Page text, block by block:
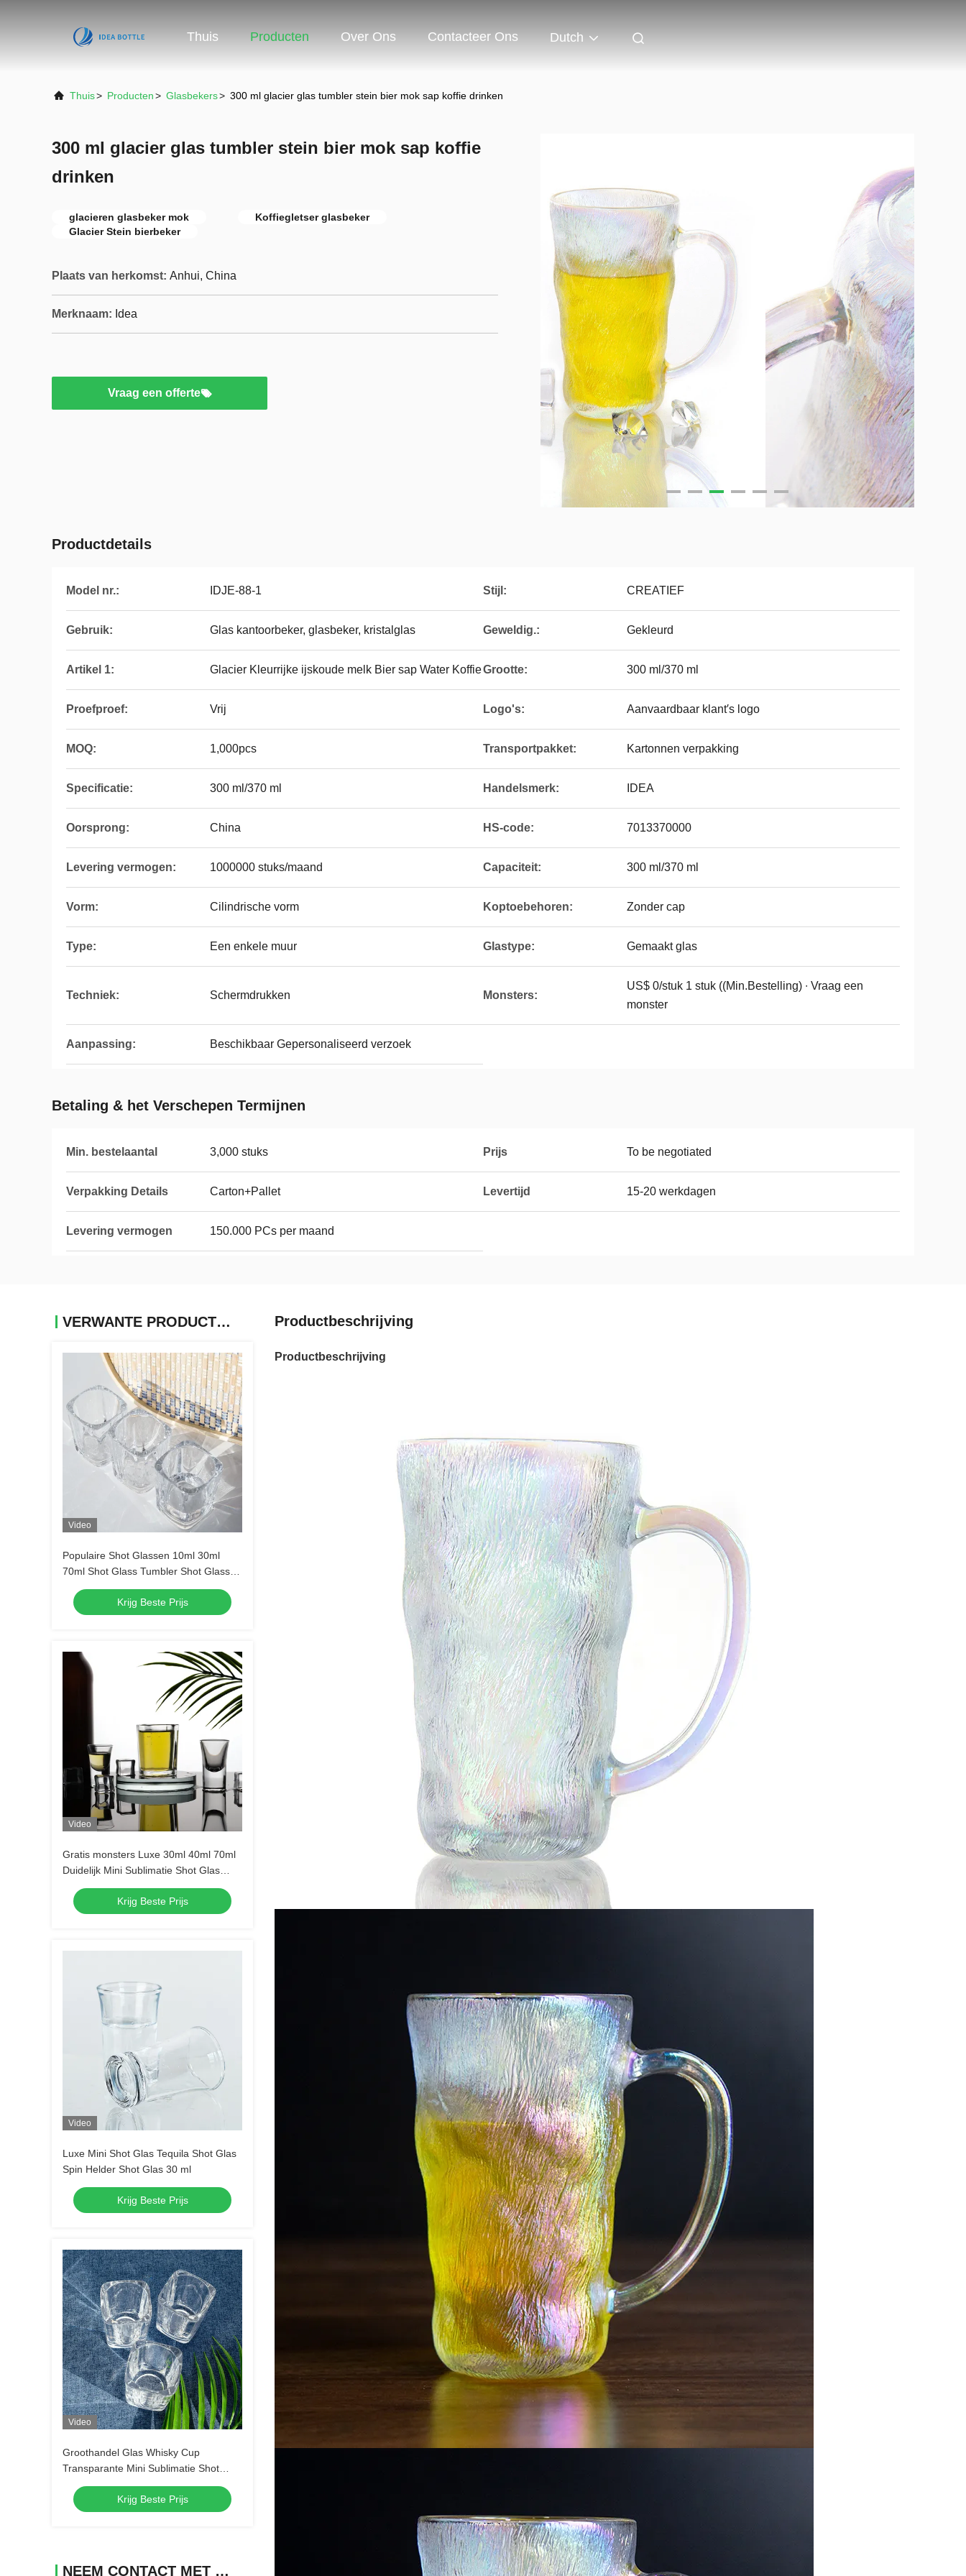
Thuis Producten Over Ons Contacteer Ons Dutch
Thuis> Producten> Glasbekers> 300 ml glacier glas tumbler stein bier mok sap koffie drinken
300 ml glacier glas tumbler stein bier mok sap koffie
drinken
glacieren glasbeker mok
Koffiegletser glasbeker
Glacier Stein bierbeker
Plaats van herkomst: Anhui, China
Merknaam: Idea
Vraag een offerte
Productdetails
Model nr.: IDJE-88-1 Stijl: CREATIEF
Gebruik: Glas kantoorbeker, glasbeker, kristalglas Geweldig.: Gekleurd
Artikel 1: Glacier Kleurrijke ijskoude melk Bier sap Water KoffieGrootte: 300 ml/370 ml
Proefproef: Vrij Logo's: Aanvaardbaar klant′s logo
MOQ: 1,000pcs Transportpakket: Kartonnen verpakking
Specificatie: 300 ml/370 ml Handelsmerk: IDEA
Oorsprong: China HS-code: 7013370000
Levering vermogen: 1000000 stuks/maand Capaciteit: 300 ml/370 ml
Vorm: Cilindrische vorm Koptoebehoren: Zonder cap
Type: Een enkele muur Glastype: Gemaakt glas
Techniek: Schermdrukken Monsters:
US$ 0/stuk 1 stuk ((Min.Bestelling) ∙ Vraag een
monster
Aanpassing: Beschikbaar Gepersonaliseerd verzoek
Betaling & het Verschepen Termijnen
Min. bestelaantal 3,000 stuks Prijs To be negotiated
Verpakking Details Carton+Pallet Levertijd 15-20 werkdagen
Levering vermogen 150.000 PCs per maand
VERWANTE PRODUCTEN
Video
Populaire Shot Glassen 10ml 30ml
70ml Shot Glass Tumbler Shot Glass
Doorzichtige alcohol glazen
Krijg Beste Prijs
Video
Gratis monsters Luxe 30ml 40ml 70ml
Duidelijk Mini Sublimatie Shot Glas
Tequila Shot Glas Espresso Shot Glas
Krijg Beste Prijs
Video
Luxe Mini Shot Glas Tequila Shot Glas
Spin Helder Shot Glas 30 ml
Krijg Beste Prijs
Video
Groothandel Glas Whisky Cup
Transparante Mini Sublimatie Shot
Glas Tequila Shot Glassen Espresso
Shot GlassenKrijg Beste Prijs
NEEM CONTACT MET ONS OP
Productbeschrijving
Productbeschrijving